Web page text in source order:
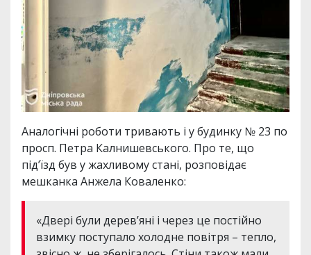
Аналогічні роботи тривають і у будинку № 23 по
просп. Петра Калнишевського. Про те, що
підʼїзд був у жахливому стані, розповідає
мешканка Анжела Коваленко:
«Двері були дерев’яні і через це постійно
взимку поступало холодне повітря – тепло,